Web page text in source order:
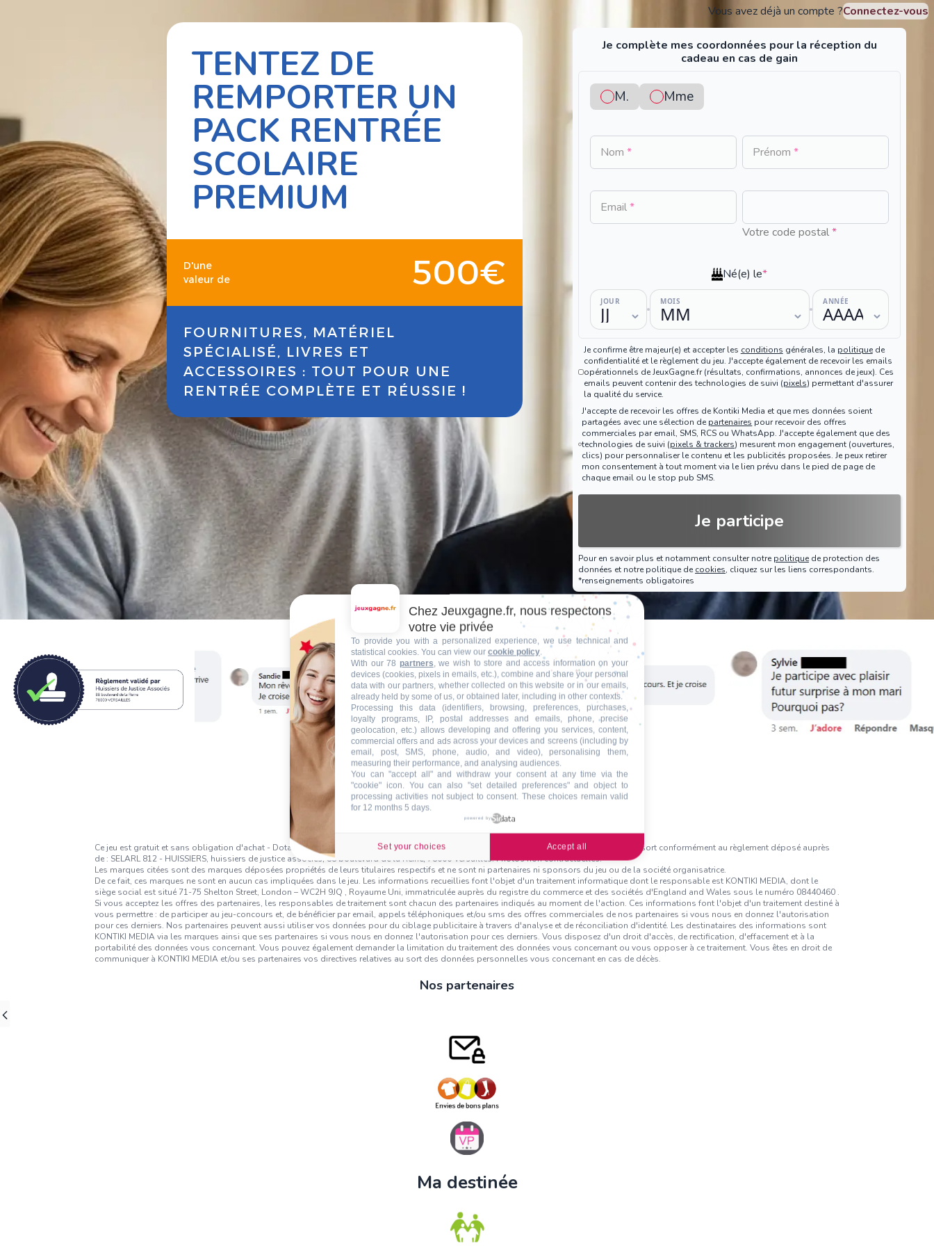
TENTEZ DE
REMPORTER UN
PACK RENTRÉE
SCOLAIRE
PREMIUM
D'une
valeur de
500€
FOURNITURES, MATÉRIEL
SPÉCIALISÉ, LIVRES ET
ACCESSOIRES : TOUT POUR UNE
RENTRÉE COMPLÈTE ET RÉUSSIE !
Vous avez déjà un compte ?Connectez-vous
Je complète mes coordonnées pour la réception du
cadeau en cas de gain
M. Mme
Nom * Prénom *
Email*
Votre code postal*
Né(e) le*
JOUR MOIS ANNÉE
Je confirme être majeur(e) et accepter les conditions générales, la politiquede
confidentialité et le règlement du jeu. J'accepte également de recevoir les emails
opérationnels de JeuxGagne.fr (résultats, confirmations, annonces de jeux). Ces
emails peuvent contenir des technologies de suivi (pixels) permettant d'assurer
la qualité du service.
J'accepte de recevoir les offres de Kontiki Media et que mes données soient
partagées avec une sélection de partenaires pour recevoir des offres
commerciales par email, SMS, RCS ou WhatsApp. J'accepte également que des
technologies de suivi (pixels & trackers) mesurent mon engagement (ouvertures,
clics) pour personnaliser le contenu et les publicités proposées. Je peux retirer
mon consentement à tout moment via le lien prévu dans le pied de page de
chaque email ou le stop pub SMS.
Je participe
Pour en savoir plus et notamment consulter notre politique de protection des
données et notre politique de cookies, cliquez sur les liens correspondants.
*renseignements obligatoires
Voulez vous en savoir plus ?
Ce jeu est gratuit et sans obligation d'achat - Dotation totale : Kit Rentrée Scolaire Premium à 500€ - Le gagnant sera déterminé par tirage au sort conformément au règlement déposé auprès
de : SELARL 812 - HUISSIERS, huissiers de justice associés, 88 boulevard de la Reine, 78000 Versailles. Photos non contractuelles.
Les marques citées sont des marques déposées propriétés de leurs titulaires respectifs et ne sont ni partenaires ni sponsors du jeu ou de la société organisatrice.
De ce fait, ces marques ne sont en aucun cas impliquées dans le jeu. Les informations recueillies font l'objet d'un traitement informatique dont le responsable est KONTIKI MEDIA, dont le
siège social est situé 71-75 Shelton Street, London – WC2H 9JQ , Royaume Uni, immatriculée auprès du registre du commerce et des sociétés d'England and Wales sous le numéro 08440460 .
Si vous acceptez les offres des partenaires, les responsables de traitement sont chacun des partenaires indiqués au moment de l'action. Ces informations font l'objet d'un traitement destiné à
vous permettre : de participer au jeu-concours et, de bénéficier par email, appels téléphoniques et/ou sms des offres commerciales de nos partenaires si vous nous en donnez l'autorisation
pour ces derniers. Nos partenaires peuvent aussi utiliser vos données pour du ciblage publicitaire à travers d'analyse et de réconciliation d'identité. Les destinataires des informations sont
KONTIKI MEDIA via les marques ainsi que ses partenaires si vous nous en donnez l'autorisation pour ces derniers. Vous disposez d'un droit d'accès, de rectification, d'effacement et à la
portabilité des données vous concernant. Vous pouvez également demander la limitation du traitement des données vous concernant ou vous opposer à ce traitement. Vous êtes en droit de
communiquer à KONTIKI MEDIA et/ou ses partenaires vos directives relatives au sort des données personnelles vous concernant en cas de décès.
Nos partenaires
Ma destinée
Chez Jeuxgagne.fr, nous respectons
votre vie privée
To provide you with a personalized experience, we use technical and
statistical cookies. You can view our cookie policy.
With our 78 partners , we wish to store and access information on your
devices (cookies, pixels in emails, etc.), combine and share your personal
data with our partners, whether collected on this website or in our emails,
already held by some of us, or obtained later, including in other contexts.
Processing this data (identifiers, browsing, preferences, purchases,
loyalty programs, IP, postal addresses and emails, phone, precise
geolocation, etc.) allows developing and offering you services, content,
commercial offers and ads across your devices and screens (including by
email, post, SMS, phone, audio, and video), personalising them,
measuring their performance, and analysing audiences.
You can "accept all" and withdraw your consent at any time via the
"cookie" icon. You can also "set detailed preferences" and object to
processing activities not subject to consent. These choices remain valid
for 12 months 5 days.
powered by
Set your choices Accept all